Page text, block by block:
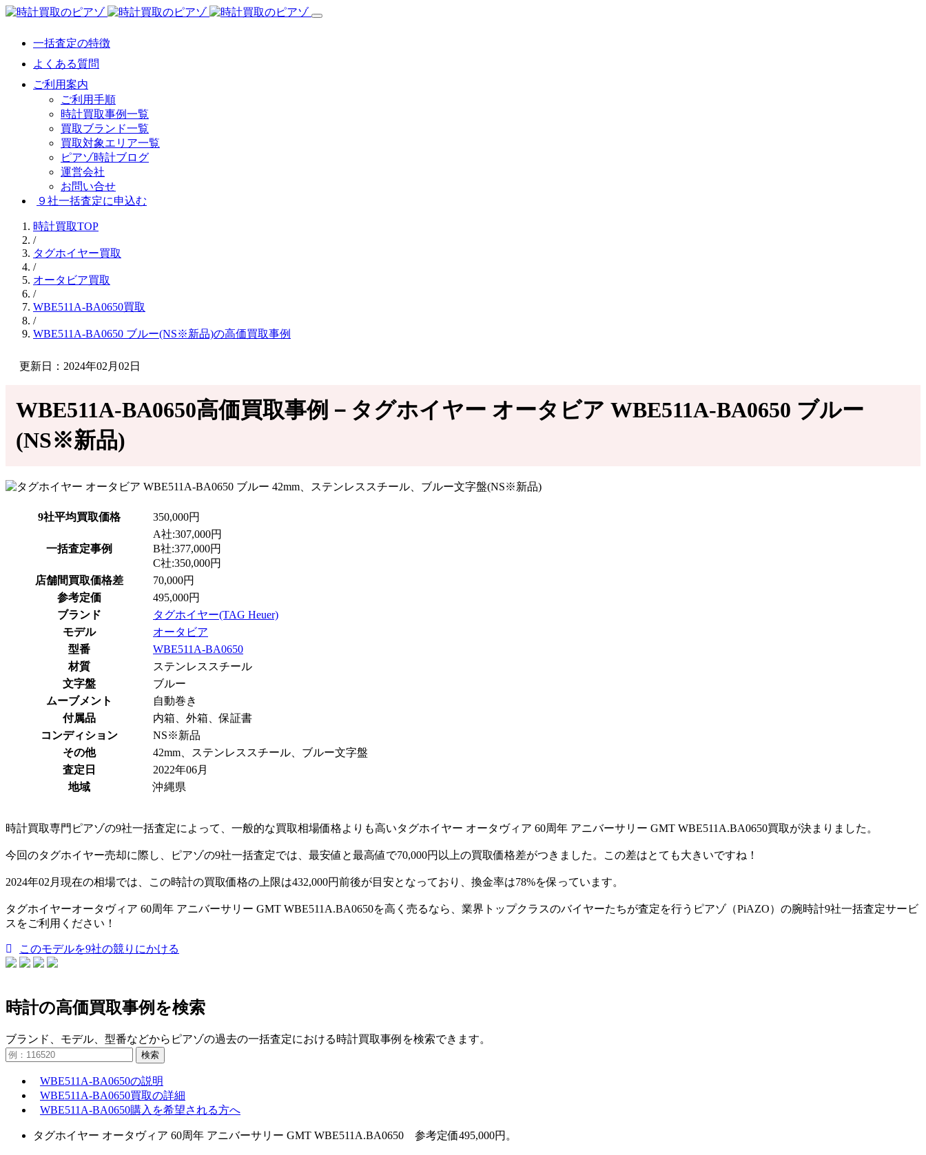
一括査定の特徴
よくある質問
ご利用案内
ご利用手順
時計買取事例一覧
買取ブランド一覧
買取対象エリア一覧
ピアゾ時計ブログ
運営会社
お問い合せ
９社一括査定に申込む
時計買取TOP
/
タグホイヤー買取
/
オータビア買取
/
WBE511A-BA0650買取
/
WBE511A-BA0650 ブルー(NS※新品)の高価買取事例
更新日：2024年02月02日
WBE511A-BA0650高価買取事例－タグホイヤー オータビア WBE511A-BA0650 ブルー
(NS※新品)
9社平均買取価格 350,000円
一括査定事例
A社:307,000円
B社:377,000円
C社:350,000円
店舗間買取価格差
70,000円
参考定価
495,000円
ブランド
タグホイヤー(TAG Heuer)
モデル
オータビア
型番
WBE511A-BA0650
材質
ステンレススチール
文字盤
ブルー
ムーブメント
自動巻き
付属品
内箱、外箱、保証書
コンディション
NS※新品
その他
42mm、ステンレススチール、ブルー文字盤
査定日
2022年06月
地域
沖縄県
時計買取専門ピアゾの9社一括査定によって、一般的な買取相場価格よりも高いタグホイヤー オータヴィア 60周年 アニバーサリー GMT WBE511A.BA0650買取が決まりました。
今回のタグホイヤー売却に際し、ピアゾの9社一括査定では、最安値と最高値で70,000円以上の買取価格差がつきました。この差はとても大きいですね！
2024年02月現在の相場では、この時計の買取価格の上限は432,000円前後が目安となっており、換金率は78%を保っています。
タグホイヤーオータヴィア 60周年 アニバーサリー GMT WBE511A.BA0650を高く売るなら、業界トップクラスのバイヤーたちが査定を行うピアゾ（PiAZO）の腕時計9社一括査定サービ
スをご利用ください！
このモデルを9社の競りにかける
時計の高価買取事例を検索
ブランド、モデル、型番などからピアゾの過去の一括査定における時計買取事例を検索できます。
検索
WBE511A-BA0650の説明
WBE511A-BA0650買取の詳細
WBE511A-BA0650購入を希望される方へ
タグホイヤー オータヴィア 60周年 アニバーサリー GMT WBE511A.BA0650 参考定価495,000円。